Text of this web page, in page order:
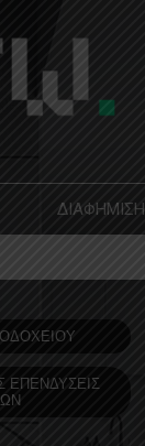
ΔΙΑΦΗΜΙΣΗ
ΕΠΕΝΔΥΣΕΙΣ